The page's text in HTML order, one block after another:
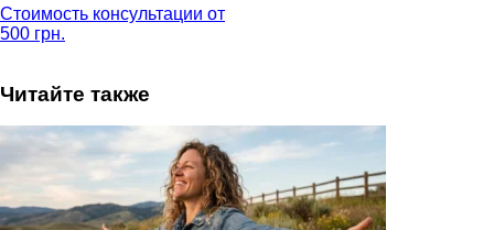
Стоимость консультации от
500 грн.
Читайте также